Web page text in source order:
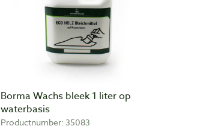
Borma Wachs bleek 1 liter op
waterbasis
Productnumber: 35083